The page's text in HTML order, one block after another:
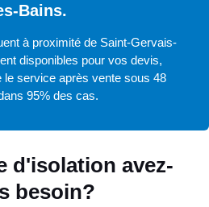
d'isolation avez-
besoin?
Bains.
à proximité de Saint-Gervais-
disponibles pour vos devis,
le service après vente sous 48
95% des cas.